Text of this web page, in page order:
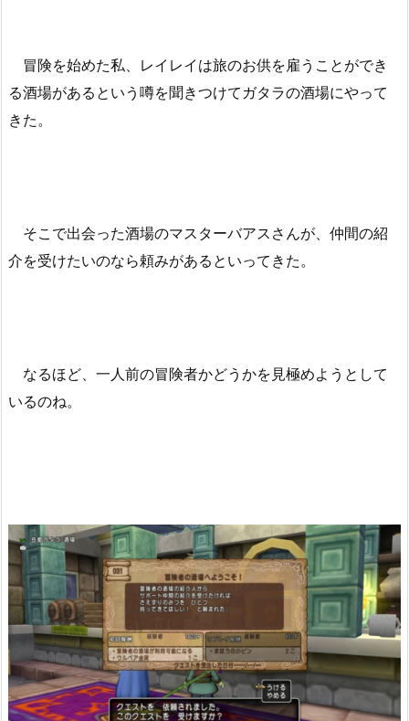
冒険を始めた私、レイレイは旅のお供を雇うことができ
る酒場があるという噂を聞きつけてガタラの酒場にやって
きた。
そこで出会った酒場のマスターバアスさんが、仲間の紹
介を受けたいのなら頼みがあるといってきた。
なるほど、一人前の冒険者かどうかを見極めようとして
いるのね。